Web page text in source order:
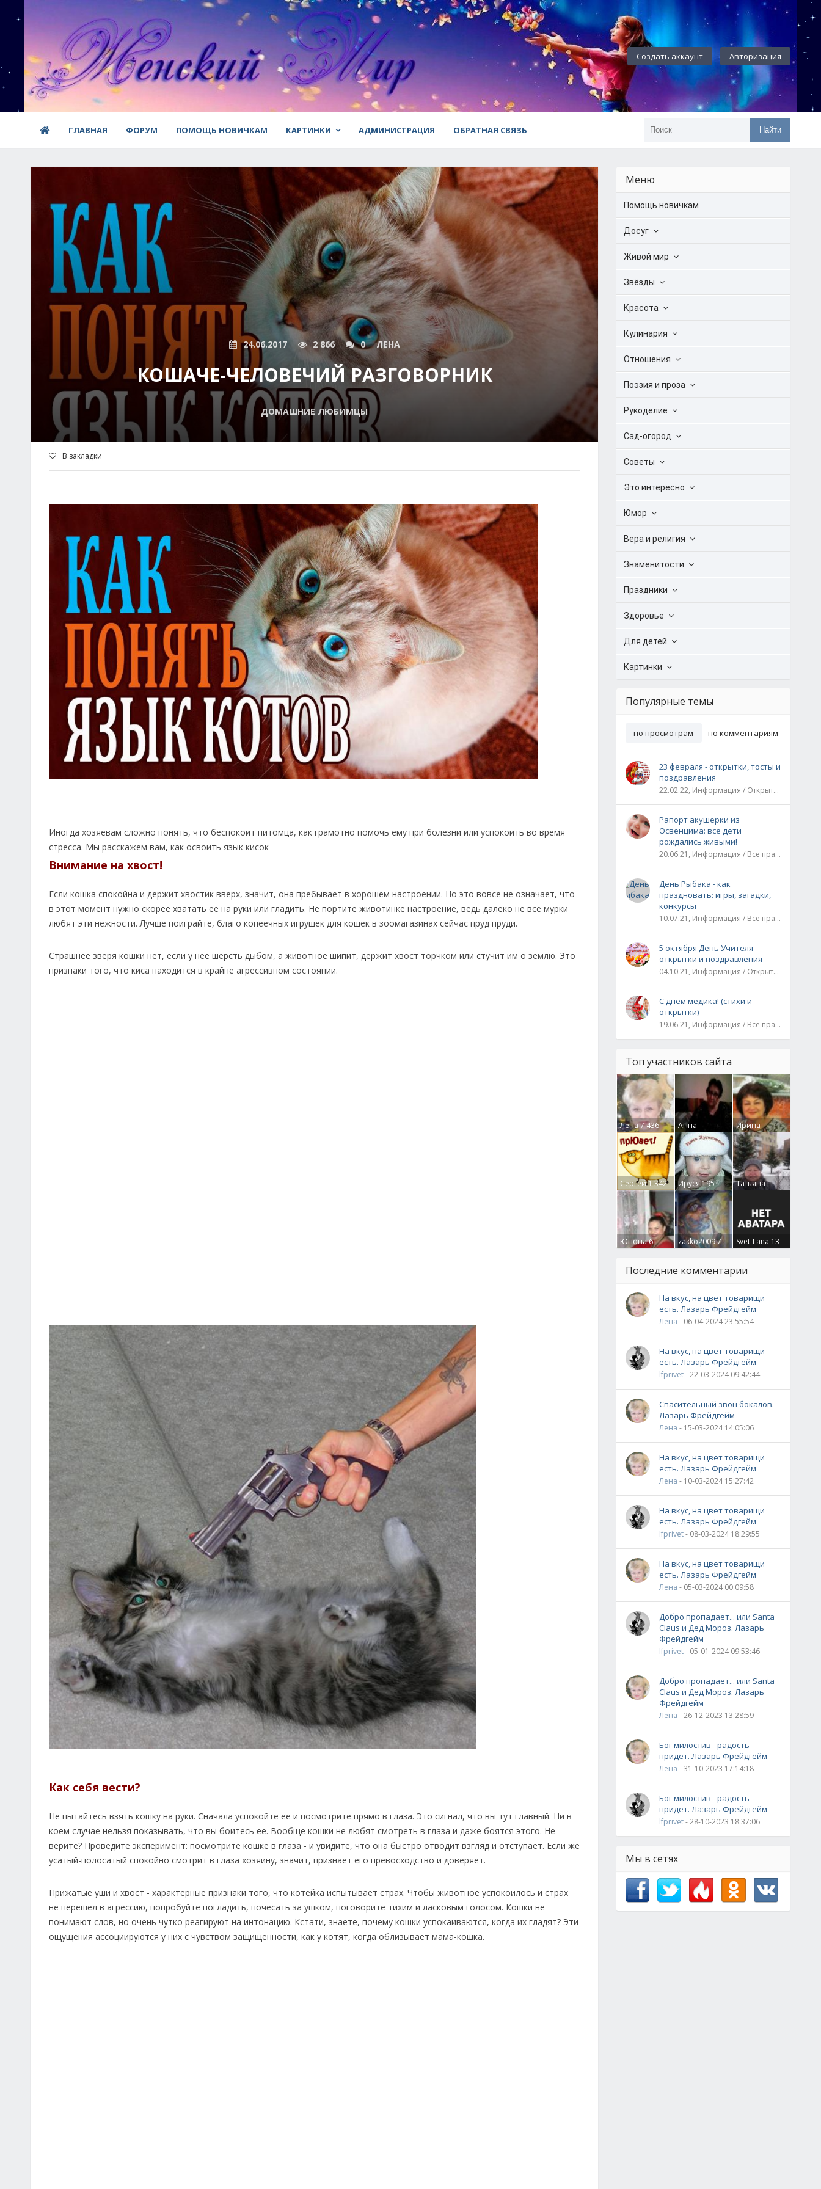
Создать аккаунт Авторизация
ГЛАВНАЯ ФОРУМ ПОМОЩЬ НОВИЧКАМ КАРТИНКИ АДМИНИСТРАЦИЯ ОБРАТНАЯ СВЯЗЬ Найти
24.06.2017 2 866 0 ЛЕНА
КОШАЧЕ-ЧЕЛОВЕЧИЙ РАЗГОВОРНИК
ДОМАШНИЕ ЛЮБИМЦЫ
В закладки
Иногда хозяевам сложно понять, что беспокоит питомца, как грамотно помочь ему при болезни или успокоить во время
стресса. Мы расскажем вам, как освоить язык кисок
Внимание на хвост!
Если кошка спокойна и держит хвостик вверх, значит, она пребывает в хорошем настроении. Но это вовсе не означает, что
в этот момент нужно скорее хватать ее на руки или гладить. Не портите животинке настроение, ведь далеко не все мурки
любят эти нежности. Лучше поиграйте, благо копеечных игрушек для кошек в зоомагазинах сейчас пруд пруди.
Страшнее зверя кошки нет, если у нее шерсть дыбом, а животное шипит, держит хвост торчком или стучит им о землю. Это
признаки того, что киса находится в крайне агрессивном состоянии.
Как себя вести?
Не пытайтесь взять кошку на руки. Сначала успокойте ее и посмотрите прямо в глаза. Это сигнал, что вы тут главный. Ни в
коем случае нельзя показывать, что вы боитесь ее. Вообще кошки не любят смотреть в глаза и даже боятся этого. Не
верите? Проведите эксперимент: посмотрите кошке в глаза - и увидите, что она быстро отводит взгляд и отступает. Если же
усатый-полосатый спокойно смотрит в глаза хозяину, значит, признает его превосходство и доверяет.
Прижатые уши и хвост - характерные признаки того, что котейка испытывает страх. Чтобы животное успокоилось и страх
не перешел в агрессию, попробуйте погладить, почесать за ушком, поговорите тихим и ласковым голосом. Кошки не
понимают слов, но очень чутко реагируют на интонацию. Кстати, знаете, почему кошки успокаиваются, когда их гладят? Эти
ощущения ассоциируются у них с чувством защищенности, как у котят, когда облизывает мама-кошка.
Меню
Помощь новичкам
Досуг
Живой мир
Звёзды
Красота
Кулинария
Отношения
Поэзия и проза
Рукоделие
Сад-огород
Советы
Это интересно
Юмор
Вера и религия
Знаменитости
Праздники
Здоровье
Для детей
Картинки
Популярные темы
по просмотрам по комментариям
23 февраля - открытки, тосты и
поздравления
22.02.22, Информация / Открытки / Все праздники
Рапорт акушерки из
Освенцима: все дети
рождались живыми!
20.06.21, Информация / Все праздники / Рассказы и истории
День Рыбака - как
праздновать: игры, загадки,
конкурсы
10.07.21, Информация / Все праздники
5 октября День Учителя -
открытки и поздравления
04.10.21, Информация / Открытки / Все праздники
С днем медика! (стихи и
открытки)
19.06.21, Информация / Все праздники
Топ участников сайта
Лена7 436
Анна
Гумлевая0
Ирина
Бруцкая41
Сергей1 342 Ируся195
Татьяна
Крючкова0
Юнона6 zakko20097 Svet-Lana 13
Последние комментарии
На вкус, на цвет товарищи
есть. Лазарь Фрейдгейм
Лена - 06-04-2024 23:55:54
На вкус, на цвет товарищи
есть. Лазарь Фрейдгейм
lfprivet- 22-03-2024 09:42:44
Спасительный звон бокалов.
Лазарь Фрейдгейм
Лена - 15-03-2024 14:05:06
На вкус, на цвет товарищи
есть. Лазарь Фрейдгейм
Лена - 10-03-2024 15:27:42
На вкус, на цвет товарищи
есть. Лазарь Фрейдгейм
lfprivet- 08-03-2024 18:29:55
На вкус, на цвет товарищи
есть. Лазарь Фрейдгейм
Лена - 05-03-2024 00:09:58
Добро пропадает... или Santa
Claus и Дед Мороз. Лазарь
Фрейдгейм
lfprivet- 05-01-2024 09:53:46
Добро пропадает... или Santa
Claus и Дед Мороз. Лазарь
Фрейдгейм
Лена - 26-12-2023 13:28:59
Бог милостив - радость
придёт. Лазарь Фрейдгейм
Лена - 31-10-2023 17:14:18
Бог милостив - радость
придёт. Лазарь Фрейдгейм
lfprivet- 28-10-2023 18:37:06
Мы в сетях